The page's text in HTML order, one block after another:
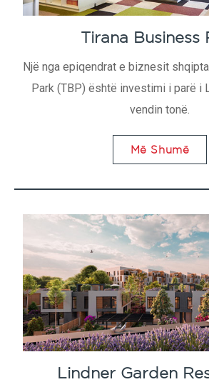
Tirana Business
Një nga epiqendrat e biznesit
Park (TBP) është investimi i parë i
vendin tonë.
Më Shumë
Lindner Garden